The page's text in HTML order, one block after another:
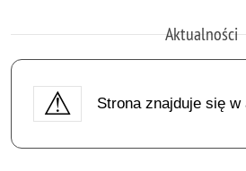
Aktualności
Strona znajduje się w